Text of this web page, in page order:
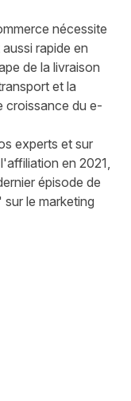
nécessite
rapide en
de la livraison
et la
croissance du e-
experts et sur
en 2021,
épisode de
le marketing